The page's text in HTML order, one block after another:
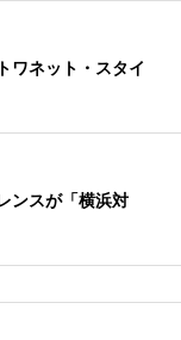
ワネット・スタイ
ンスが「横浜対